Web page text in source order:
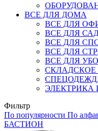
ВСЕ ДЛЯ ДОМА
ВСЕ ДЛЯ
ВСЕ ДЛЯ
ВСЕ ДЛЯ
ВСЕ ДЛЯ
ВСЕ ДЛЯ
СКЛАДСКОЕ
ЭЛЕКТРИКА
Фильтр
По популярности По
БАСТИОН